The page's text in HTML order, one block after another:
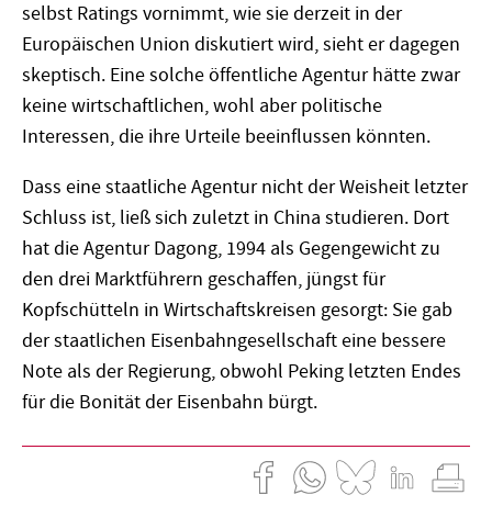
selbst Ratings vornimmt, wie sie derzeit in der
Europäischen Union diskutiert wird, sieht er dagegen
skeptisch. Eine solche öffentliche Agentur hätte zwar
keine wirtschaftlichen, wohl aber politische
Interessen, die ihre Urteile beeinflussen könnten.
Dass eine staatliche Agentur nicht der Weisheit letzter
Schluss ist, ließ sich zuletzt in China studieren. Dort
hat die Agentur Dagong, 1994 als Gegengewicht zu
den drei Marktführern geschaffen, jüngst für
Kopfschütteln in Wirtschaftskreisen gesorgt: Sie gab
der staatlichen Eisenbahngesellschaft eine bessere
Note als der Regierung, obwohl Peking letzten Endes
für die Bonität der Eisenbahn bürgt.